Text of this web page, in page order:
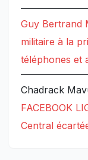
Guy Bertrand
militaire à la
téléphones et
Chadrack
FACEBOOK
Central